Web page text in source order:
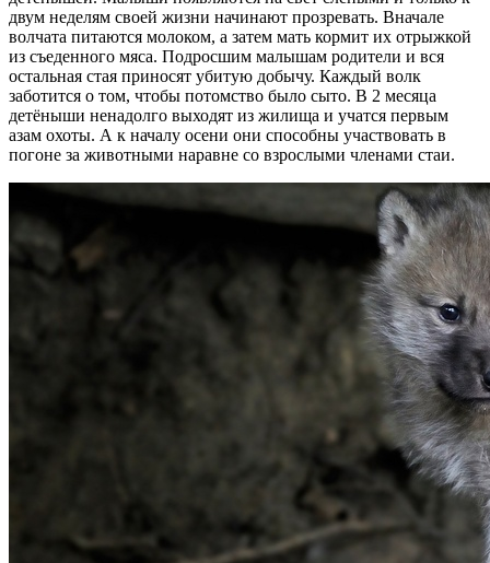
двум неделям своей жизни начинают прозревать. Вначале
волчата питаются молоком, а затем мать кормит их отрыжкой
из съеденного мяса. Подросшим малышам родители и вся
остальная стая приносят убитую добычу. Каждый волк
заботится о том, чтобы потомство было сыто. В 2 месяца
детёныши ненадолго выходят из жилища и учатся первым
азам охоты. А к началу осени они способны участвовать в
погоне за животными наравне со взрослыми членами стаи.